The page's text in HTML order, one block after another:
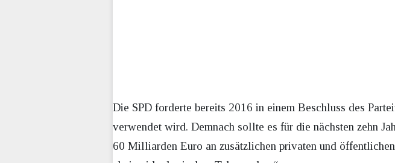
Die SPD forderte bereits 2016 in einem Beschluss des
verwendet wird. Demnach sollte es für die nächsten zehn
60 Milliarden Euro an zusätzlichen privaten und